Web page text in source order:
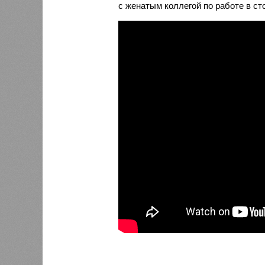
с женатым коллегой по работе в